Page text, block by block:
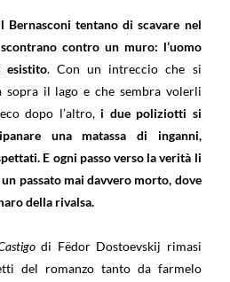
Bernasconi tentano di scavare nel
contro un muro: l’uomo
esistito. Con un intreccio che si
sopra il lago e che sembra volerli
dopo l’altro, i due poliziotti si
una matassa di inganni,
E ogni passo verso la verità li
passato mai davvero morto, dove
della rivalsa.
di Fëdor Dostoevskij rimasi
del romanzo tanto da farmelo